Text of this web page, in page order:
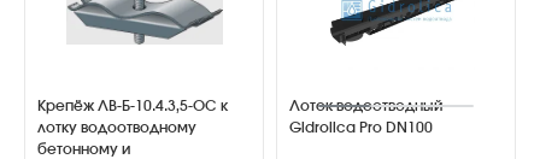
Крепёж ЛВ-Б-10.4.3,5-ОС к
лотку водоотводному
бетонному и
Лоток водоотводный
Gidrolica Pro DN100